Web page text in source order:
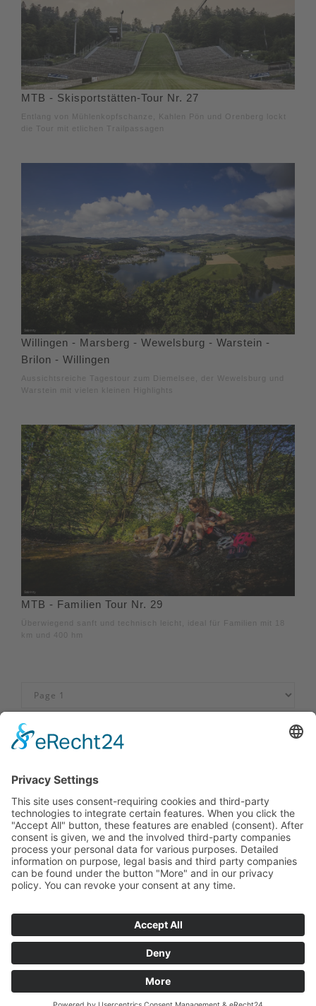
MTB - Skisportstätten-Tour Nr. 27
Entlang von Mühlenkopfschanze, Kahlen Pön und Orenberg lockt
die Tour mit etlichen Trailpassagen
Willingen - Marsberg - Wewelsburg - Warstein -
Brilon - Willingen
Aussichtsreiche Tagestour zum Diemelsee, der Wewelsburg und
Warstein mit vielen kleinen Highlights
MTB - Familien Tour Nr. 29
Überwiegend sanft und technisch leicht, ideal für Familien mit 18
km und 400 hm
Impressum|Neem contact met ons op| Privacybeleid|Verklaring
van toegankelijkheid
Sauerland-Tourismus e.V. Johannes-Hummel-Weg 1 57392 Schmallenberg
T: +49 02974-96980 E: info@sauerland.com
Cookie-Einstellungen